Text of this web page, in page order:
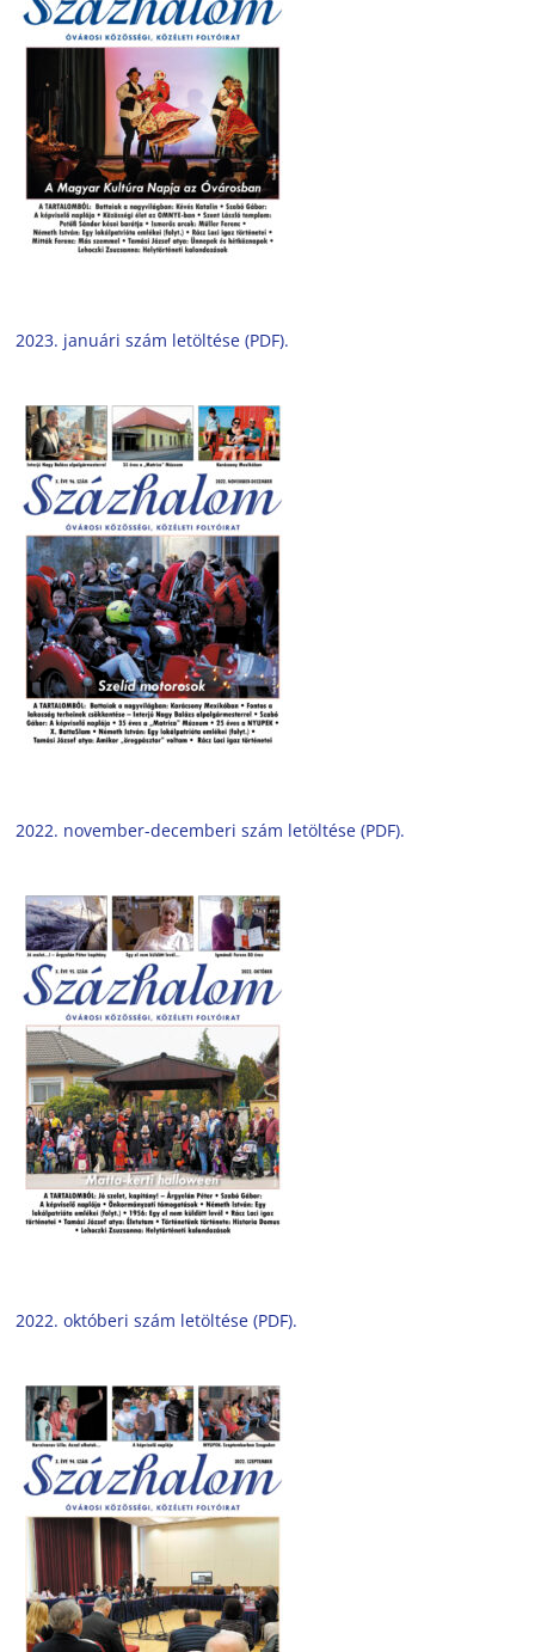
2023. januári szám letöltése (PDF).
2022. november-decemberi szám letöltése (PDF).
2022. októberi szám letöltése (PDF).